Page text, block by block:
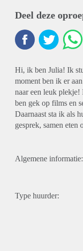
Deel deze
Hi, ik ben Julia! Ik
moment ben ik er
naar een leuk plekje!
ben gek op films en
Daarnaast sta ik als
gesprek, samen eten
Algemene informatie:
Type huurder: